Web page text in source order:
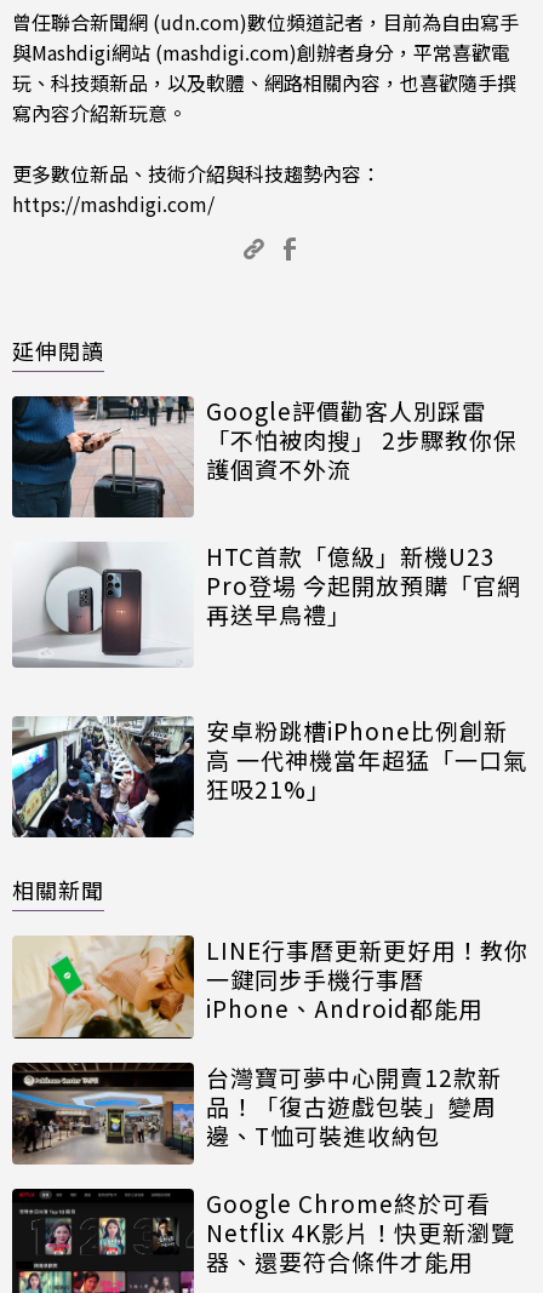
曾任聯合新聞網 (udn.com)數位頻道記者，目前為自由寫手
與Mashdigi網站 (mashdigi.com)創辦者身分，平常喜歡電
玩、科技類新品，以及軟體、網路相關內容，也喜歡隨手撰
寫內容介紹新玩意。
更多數位新品、技術介紹與科技趨勢內容：
https://mashdigi.com/
延伸閱讀
Google評價勸客人別踩雷
「不怕被肉搜」 2步驟教你保
護個資不外流
HTC首款「億級」新機U23
Pro登場 今起開放預購「官網
再送早鳥禮」
安卓粉跳槽iPhone比例創新
高 一代神機當年超猛「一口氣
狂吸21%」
相關新聞
LINE行事曆更新更好用！教你
一鍵同步手機行事曆
iPhone、Android都能用
台灣寶可夢中心開賣12款新
品！「復古遊戲包裝」變周
邊、T恤可裝進收納包
Google Chrome終於可看
Netflix 4K影片！快更新瀏覽
器、還要符合條件才能用